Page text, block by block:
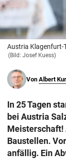
© Krone
Muthgasse 2,
Austria Klagenfurt-
(Bild: Josef Kuess)
Von Albert
In 25 Tagen
bei Austria
Meisterschaft!
Baustellen.
anfällig. Ein